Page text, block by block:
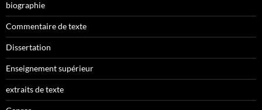
biographie
Commentaire de texte
Dissertation
Enseignement supérieur
extraits de texte